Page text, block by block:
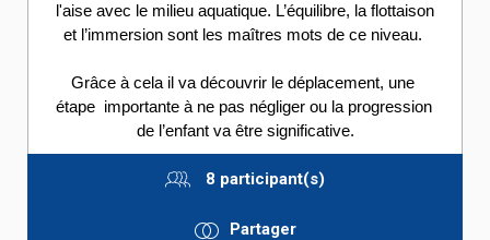
l'aise avec le milieu aquatique. L’équilibre, la flottaison
et l’immersion sont les maîtres mots de ce niveau.
Grâce à cela il va découvrir le déplacement, une
étape  importante à ne pas négliger ou la progression
de l’enfant va être significative.
8 participant(s)
Partager